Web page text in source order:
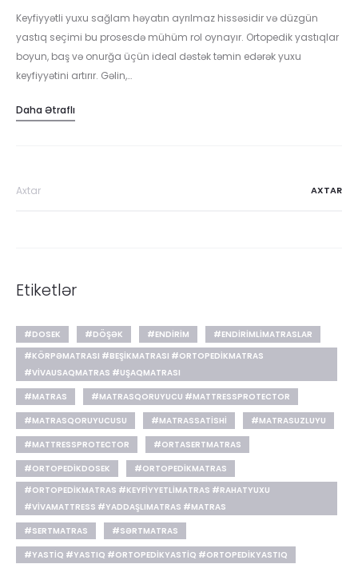
Keyfiyyətli yuxu sağlam həyatın ayrılmaz hissəsidir və düzgün
yastıq seçimi bu prosesdə mühüm rol oynayır. Ortopedik yastıqlar
boyun, baş və onurğa üçün ideal dəstək təmin edərək yuxu
keyfiyyətini artırır. Gəlin,…
Daha Ətraflı
Etiketlər
#DOSEK #DÖŞƏK #ENDIRIM
#ENDIRIMLIMATRASLAR
#KÖRPƏMATRASI #BEŞIKMATRASI #ORTOPEDIKMATRAS
#VIVAUSAQMATRAS #UŞAQMATRASI
#MATRAS
#MATRASQORUYUCU #MATTRESSPROTECTOR
#MATRASQORUYUCUSU
#MATRASSATISHI
#MATRASUZLUYU
#MATTRESSPROTECTOR
#ORTASERTMATRAS
#ORTOPEDIKDOSEK
#ORTOPEDIKMATRAS
#ORTOPEDIKMATRAS #KEYFIYYETLIMATRAS #RAHATYUXU
#VIVAMATTRESS #YADDAŞLIMATRAS #MATRAS
#SERTMATRAS
#SƏRTMATRAS
#YASTIQ #YASTIQ #ORTOPEDIKYASTIQ #ORTOPEDIKYASTIQ